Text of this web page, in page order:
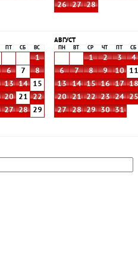
26
27 28
СБ ВС
1
6 7
8
13 14
15
20 21
22
27 28
29
АВГУСТ
ПН ВТ СР ЧТ СБ
1 2 3 4
6
7 8 9 10 11
13
14 15 16 17 18
20
21 22 23 24 25
27
28 29 30 31